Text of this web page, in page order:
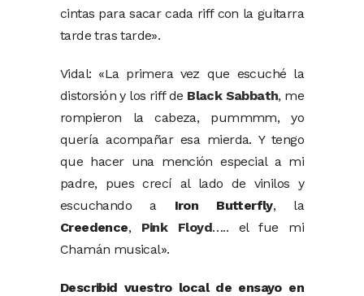
cintas para sacar cada riff con la guitarra
tarde tras tarde».
Vidal: «La primera vez que escuché la
distorsión y los riff de Black Sabbath, me
rompieron la cabeza, pummmm, yo
quería acompañar esa mierda. Y tengo
que hacer una mención especial a mi
padre, pues crecí al lado de vinilos y
escuchando a Iron Butterfly, la
Creedence, Pink Floyd….. el fue mi
Chamán musical».
Describid vuestro local de ensayo en